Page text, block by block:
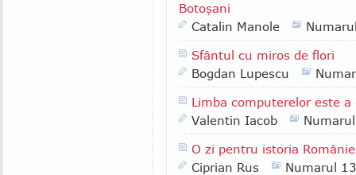
Botoşani
Catalin Manole
Sfântul cu miros de flori
Bogdan Lupescu
Limba computerelor este
Valentin Iacob
O zi pentru istoria
Ciprian Rus
Numarul